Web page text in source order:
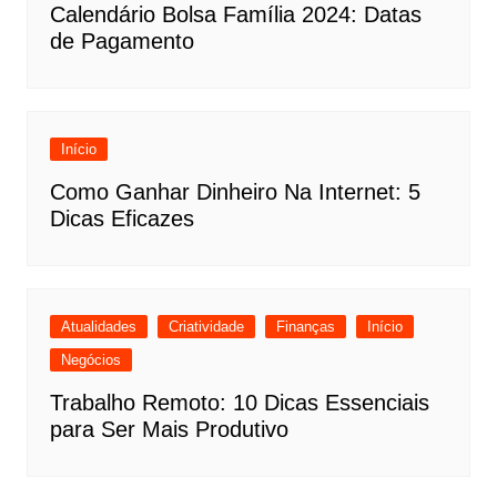
Calendário Bolsa Família 2024: Datas
de Pagamento
Início
Como Ganhar Dinheiro Na Internet: 5
Dicas Eficazes
Atualidades Criatividade Finanças
Início
Negócios
Trabalho Remoto: 10 Dicas Essenciais
para Ser Mais Produtivo